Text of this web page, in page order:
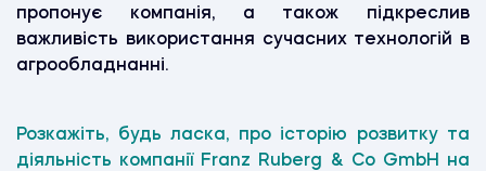
пропонує компанія, а також підкреслив
важливість використання сучасних технологій в
агрообладнанні.
Розкажіть, будь ласка, про історію розвитку та
діяльність компанії Franz Ruberg & Co GmbH на